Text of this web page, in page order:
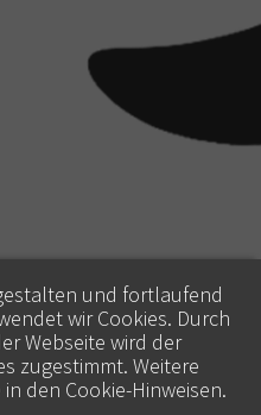
und fortlaufend
wir Cookies. Durch
Webseite wird der
zugestimmt. Weitere
den Cookie-Hinweisen.